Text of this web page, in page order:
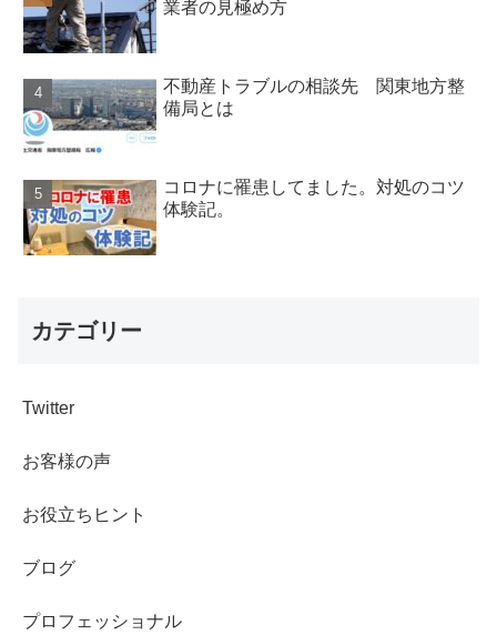
業者の見極め方
不動産トラブルの相談先 関東地方整
備局とは
コロナに罹患してました。対処のコツ
体験記。
カテゴリー
Twitter
お客様の声
お役立ちヒント
ブログ
プロフェッショナル